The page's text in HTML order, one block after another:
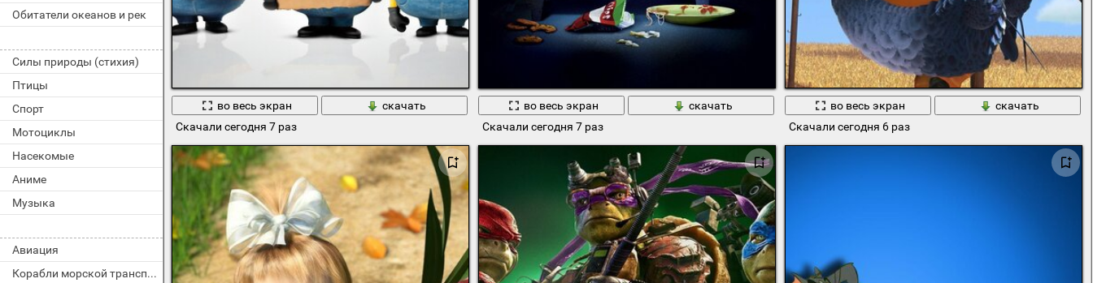
Обитатели океанов и рек
Силы природы (стихия)
Птицы
Спорт
Мотоциклы
Насекомые
Аниме
Музыка
Авиация
Корабли морской транспорт
во весь экран
скачать
Скачали сегодня 7 раз
во весь экран
скачать
Скачали сегодня 7 раз
во весь экран
скачать
Скачали сегодня 6 раз